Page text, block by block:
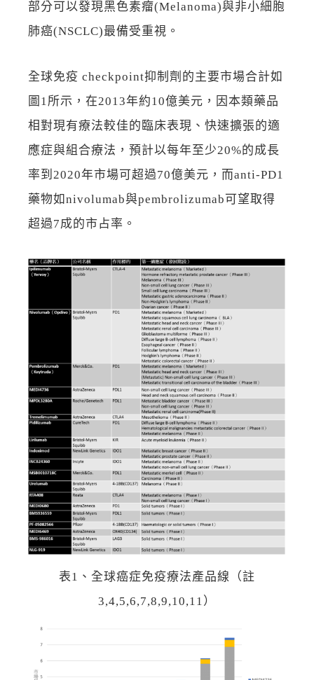
部分可以發現黑色素瘤(Melanoma)與非小細胞
肺癌(NSCLC)最備受重視。
全球免疫 checkpoint抑制劑的主要市場合計如
圖1所示，在2013年約10億美元，因本類藥品
相對現有療法較佳的臨床表現、快速擴張的適
應症與組合療法，預計以每年至少20%的成長
率到2020年市場可超過70億美元，而anti-PD1
藥物如nivolumab與pembrolizumab可望取得
超過7成的市占率。
表1、全球癌症免疫療法產品線（註
3,4,5,6,7,8,9,10,11）